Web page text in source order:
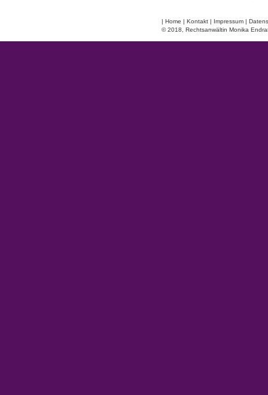
| Home | Kontakt | Impressum |
© 2018, Rechtsanwältin Monika